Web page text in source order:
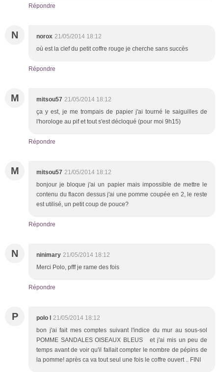
Répondre
N norox 21/05/2014 18:12
où est la clef du petit coffre rouge je cherche sans succès
Répondre
M mitsou57 21/05/2014 18:12
ça y est, je me trompais de papier j'ai tourné le saiguilles de
l'horologe au pif et tout s'est décloqué (pour moi 9h15)
Répondre
M mitsou57 21/05/2014 18:12
bonjour je bloque j'ai un papier mais impossible de mettre le
contenu du flacon dessus j'ai une pomme coupée en 2, le reste
est utilisé, un petit coup de pouce?
Répondre
N ninimary 21/05/2014 18:12
Merci Polo, pfff je rame des fois
Répondre
P polo l 21/05/2014 18:12
bon j'ai fait mes comptes suivant l'indice du mur au sous-sol
POMME SANDALES OISEAUX BLEUS et j'ai mis un peu de
temps avant de voir qu'il fallait compter le nombre de pépins de
la pomme! après ca va tout seul une fois le coffre ouvert .. FINI